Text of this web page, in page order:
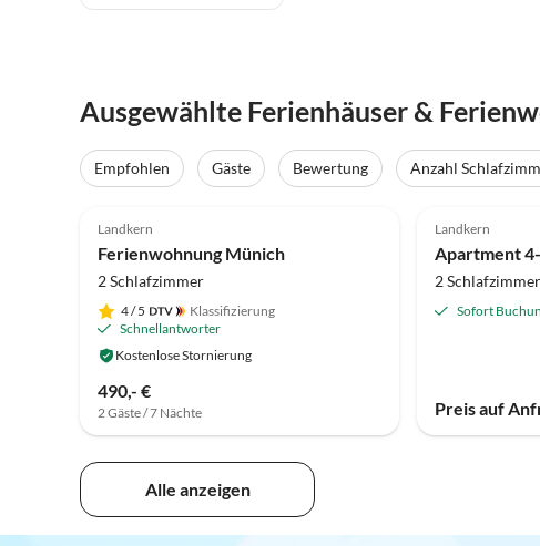
Ausgewählte Ferienhäuser &
Empfohlen Gäste Bewertung Anzahl
Landkern
Ferienwohnung Münich
2 Schlafzimmer
4/ 5
Klassifizierung
Schnellantworter
Kostenlose Stornierung
490,- €
2 Gäste / 7 Nächte
Landkern
2 Schlafzimmer
Sofort
Preis auf
Alle anzeigen